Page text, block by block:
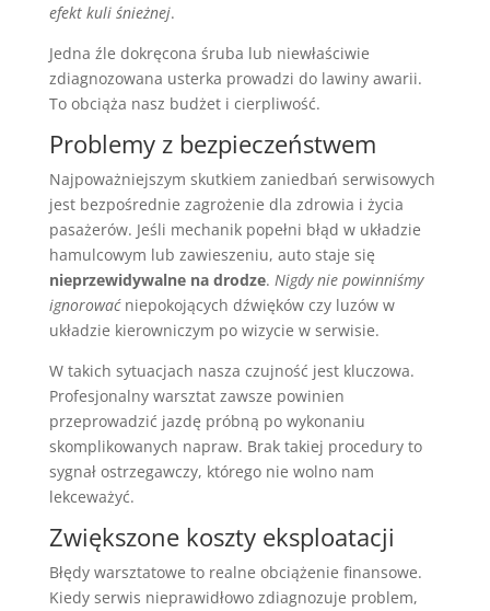
efekt kuli śnieżnej.
Jedna źle dokręcona śruba lub niewłaściwie
zdiagnozowana usterka prowadzi do lawiny awarii.
To obciąża nasz budżet i cierpliwość.
Problemy z bezpieczeństwem
Najpoważniejszym skutkiem zaniedbań serwisowych
jest bezpośrednie zagrożenie dla zdrowia i życia
pasażerów. Jeśli mechanik popełni błąd w układzie
hamulcowym lub zawieszeniu, auto staje się
nieprzewidywalne na drodze. Nigdy nie powinniśmy
ignorowaćniepokojących dźwięków czy luzów w
układzie kierowniczym po wizycie w serwisie.
W takich sytuacjach nasza czujność jest kluczowa.
Profesjonalny warsztat zawsze powinien
przeprowadzić jazdę próbną po wykonaniu
skomplikowanych napraw. Brak takiej procedury to
sygnał ostrzegawczy, którego nie wolno nam
lekceważyć.
Zwiększone koszty eksploatacji
Błędy warsztatowe to realne obciążenie finansowe.
Kiedy serwis nieprawidłowo zdiagnozuje problem,